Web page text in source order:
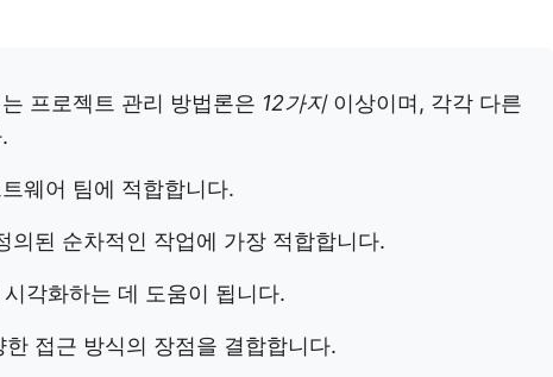
프로젝트 관리 방법론은 12가지이상이며, 각각 다른
웨어 팀에 적합합니다.
의된 순차적인 작업에 가장 적합합니다.
각화하는 데 도움이 됩니다.
한 접근 방식의 장점을 결합합니다.